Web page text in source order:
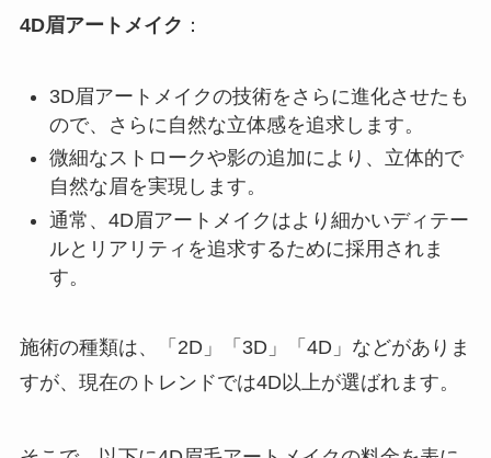
4D眉アートメイク ：
3D眉アートメイクの技術をさらに進化させたも
ので、さらに自然な立体感を追求します。
微細なストロークや影の追加により、立体的で
自然な眉を実現します。
通常、4D眉アートメイクはより細かいディテー
ルとリアリティを追求するために採用されま
す。
施術の種類は、「2D」「3D」「4D」などがありま
すが、現在のトレンドでは4D以上が選ばれます。